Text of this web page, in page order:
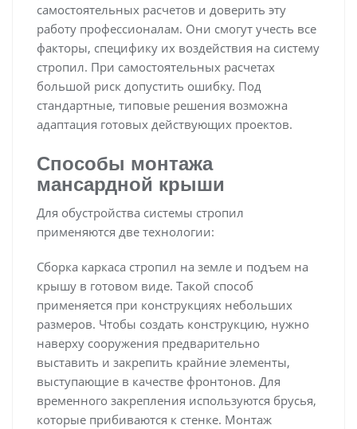
самостоятельных расчетов и доверить эту
работу профессионалам. Они смогут учесть все
факторы, специфику их воздействия на систему
стропил. При самостоятельных расчетах
большой риск допустить ошибку. Под
стандартные, типовые решения возможна
адаптация готовых действующих проектов.
Способы монтажа
мансардной крыши
Для обустройства системы стропил
применяются две технологии:
Сборка каркаса стропил на земле и подъем на
крышу в готовом виде. Такой способ
применяется при конструкциях небольших
размеров. Чтобы создать конструкцию, нужно
наверху сооружения предварительно
выставить и закрепить крайние элементы,
выступающие в качестве фронтонов. Для
временного закрепления используются брусья,
которые прибиваются к стенке. Монтаж